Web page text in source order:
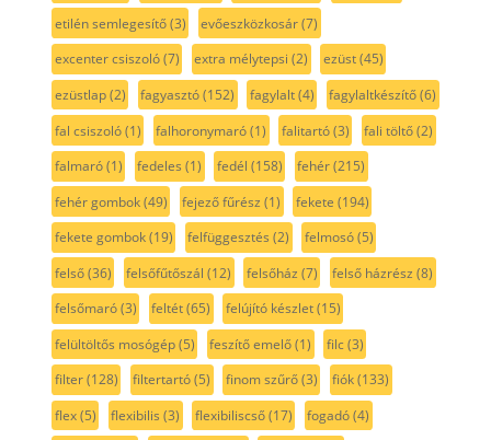
etilén semlegesítő(3) evőeszközkosár(7)
excenter csiszoló(7) extra mélytepsi (2) ezüst(45)
ezüstlap(2) fagyasztó(152) fagylalt(4) fagylaltkészítő(6)
fal csiszoló(1) falhoronymaró(1) falitartó(3) fali töltő(2)
falmaró(1) fedeles (1) fedél (158) fehér(215)
fehér gombok(49) fejező fűrész (1) fekete (194)
fekete gombok(19) felfüggesztés (2) felmosó(5)
felső(36) felsőfűtőszál (12) felsőház (7) felső házrész (8)
felsőmaró(3) feltét(65) felújító készlet(15)
felültöltős mosógép(5) feszítő emelő(1) filc(3)
filter(128) filtertartó(5) finom szűrő(3) fiók(133)
flex(5) flexibilis (3) flexibiliscső(17) fogadó(4)